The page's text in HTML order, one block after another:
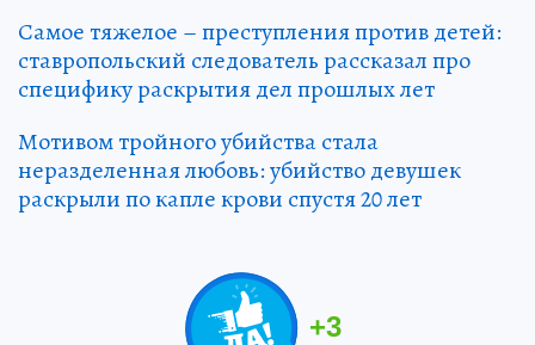
Самое тяжелое – преступления против детей:
ставропольский следователь рассказал про
специфику раскрытия дел прошлых лет
Мотивом тройного убийства стала
неразделенная любовь: убийство девушек
раскрыли по капле крови спустя 20 лет
+3